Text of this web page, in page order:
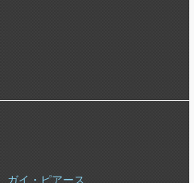
ガイ・ピアース